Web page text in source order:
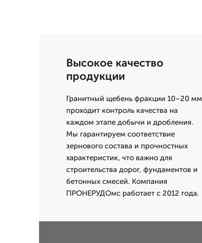
Высокое качество
продукции
Гранитный щебень фракции 10–20 мм
проходит контроль качества на
каждом этапе добычи и дробления.
Мы гарантируем соответствие
зернового состава и прочностных
характеристик, что важно для
строительства дорог, фундаментов и
бетонных смесей. Компания
ПРОНЕРУДОмс работает с 2012 года.